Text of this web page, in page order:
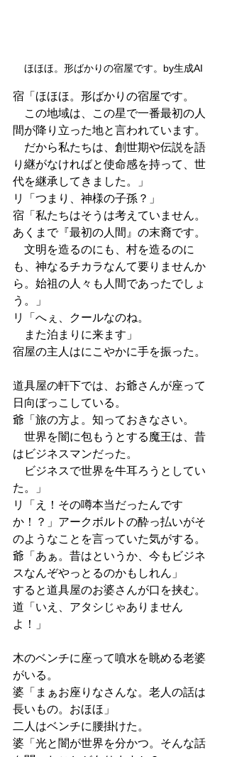
ほほほ。形ばかりの宿屋です。by生成AI
宿「ほほほ。形ばかりの宿屋です。
この地域は、この星で一番最初の人
間が降り立った地と言われています。
だから私たちは、創世期や伝説を語
り継がなければと使命感を持って、世
代を継承してきました。」
リ「つまり、神様の子孫？」
宿「私たちはそうは考えていません。
あくまで『最初の人間』の末裔です。
文明を造るのにも、村を造るのに
も、神なるチカラなんて要りませんか
ら。始祖の人々も人間であったでしょ
う。」
リ「へぇ、クールなのね。
また泊まりに来ます」
宿屋の主人はにこやかに手を振った。
道具屋の軒下では、お爺さんが座って
日向ぼっこしている。
爺「旅の方よ。知っておきなさい。
世界を闇に包もうとする魔王は、昔
はビジネスマンだった。
ビジネスで世界を牛耳ろうとしてい
た。」
リ「え！その噂本当だったんです
か！？」アークボルトの酔っ払いがそ
のようなことを言っていた気がする。
爺「あぁ。昔はというか、今もビジネ
スなんぞやっとるのかもしれん」
すると道具屋のお婆さんが口を挟む。
道「いえ、アタシじゃありません
よ！」
木のベンチに座って噴水を眺める老婆
がいる。
婆「まぁお座りなさんな。老人の話は
長いもの。おほほ」
二人はベンチに腰掛けた。
婆「光と闇が世界を分かつ。そんな話